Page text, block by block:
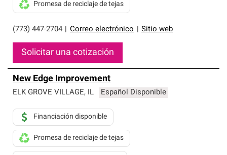
(773) 447-2704 Correo electrónico Sitio web
Promesa de reciclaje de tejas
Solicitar una cotización
New Edge Improvement
ELK GROVE VILLAGE, IL Español Disponible
Financiación disponible
Promesa de reciclaje de tejas